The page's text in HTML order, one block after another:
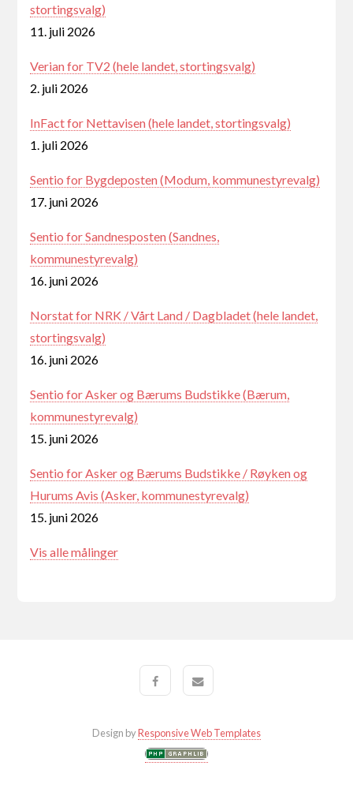
stortingsvalg)
11. juli 2026
Verian for TV2 (hele landet, stortingsvalg)
2. juli 2026
InFact for Nettavisen (hele landet, stortingsvalg)
1. juli 2026
Sentio for Bygdeposten (Modum, kommunestyrevalg)
17. juni 2026
Sentio for Sandnesposten (Sandnes,
kommunestyrevalg)
16. juni 2026
Norstat for NRK / Vårt Land / Dagbladet (hele landet,
stortingsvalg)
16. juni 2026
Sentio for Asker og Bærums Budstikke (Bærum,
kommunestyrevalg)
15. juni 2026
Sentio for Asker og Bærums Budstikke / Røyken og
Hurums Avis (Asker, kommunestyrevalg)
15. juni 2026
Vis alle målinger
Design byResponsive Web Templates